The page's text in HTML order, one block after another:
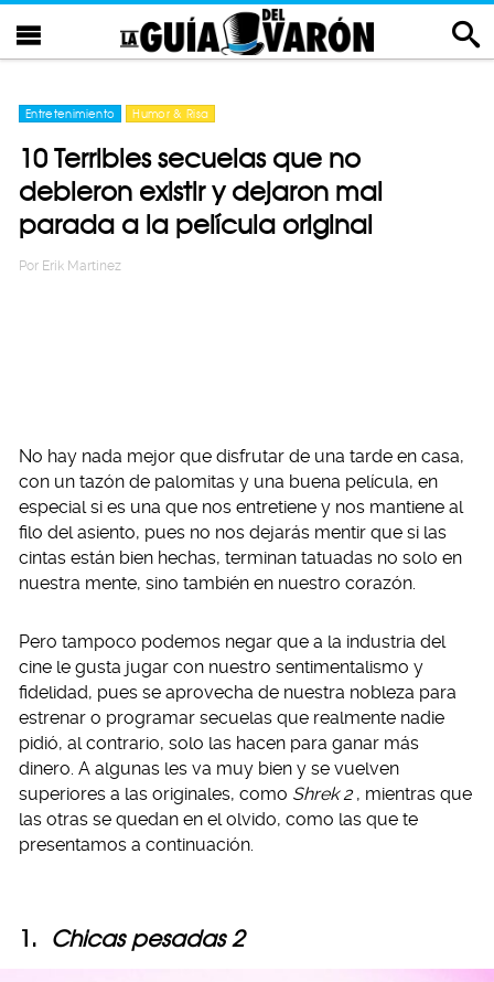
Entretenimiento Humor & Risa
10 Terribles secuelas que no
debieron existir y dejaron mal
parada a la película original
Por Erik Martinez
No hay nada mejor que disfrutar de una tarde en casa,
con un tazón de palomitas y una buena película, en
especial si es una que nos entretiene y nos mantiene al
filo del asiento, pues no nos dejarás mentir que si las
cintas están bien hechas, terminan tatuadas no solo en
nuestra mente, sino también en nuestro corazón.
Pero tampoco podemos negar que a la industria del
cine le gusta jugar con nuestro sentimentalismo y
fidelidad, pues se aprovecha de nuestra nobleza para
estrenar o programar secuelas que realmente nadie
pidió, al contrario, solo las hacen para ganar más
dinero. A algunas les va muy bien y se vuelven
superiores a las originales, como Shrek 2 , mientras que
las otras se quedan en el olvido, como las que te
presentamos a continuación.
1. Chicas pesadas 2